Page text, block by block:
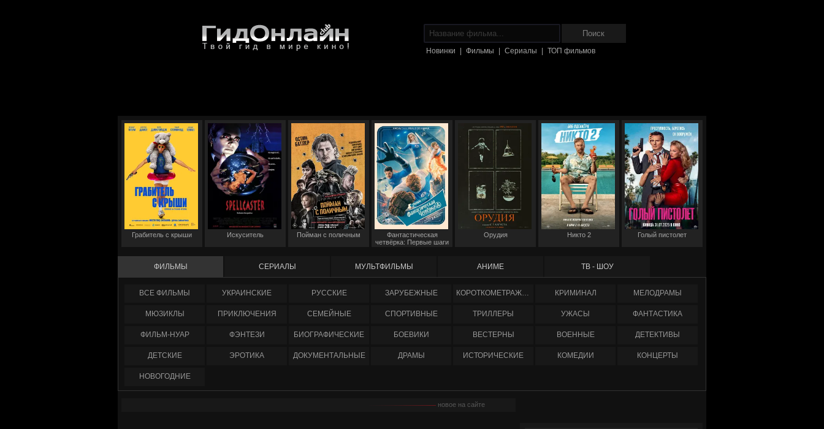
Новинки Фильмы Сериалы ТОП фильмов
Грабитель с крыши Искуситель Пойман с поличным
Фантастическая
четвёрка: Первые шаги
Орудия Никто 2 Голый пистолет
ФИЛЬМЫ СЕРИАЛЫ МУЛЬТФИЛЬМЫ АНИМЕ ТВ - ШОУ
ФИЛЬМЫ УКРАИНCКИЕ РУССКИЕ ЗАРУБЕЖНЫЕ КОРОТКОМЕТРАЖНЫЕ КРИМИНАЛ МЕЛОДРАМЫ
МЮЗИКЛЫ ПРИКЛЮЧЕНИЯ СЕМЕЙНЫЕ СПОРТИВНЫЕ ТРИЛЛЕРЫ УЖАСЫ ФАНТАСТИКА
ФИЛЬМ-НУАР ФЭНТЕЗИ БИОГРАФИЧЕСКИЕ БОЕВИКИ ВЕСТЕРНЫ ВОЕННЫЕ ДЕТЕКТИВЫ
ДЕТСКИЕ ЭРОТИКА ДОКУМЕНТАЛЬНЫЕ ДРАМЫ ИСТОРИЧЕСКИЕ КОМЕДИИ КОНЦЕРТЫ
НОВОГОДНИЕ
новое на сайте